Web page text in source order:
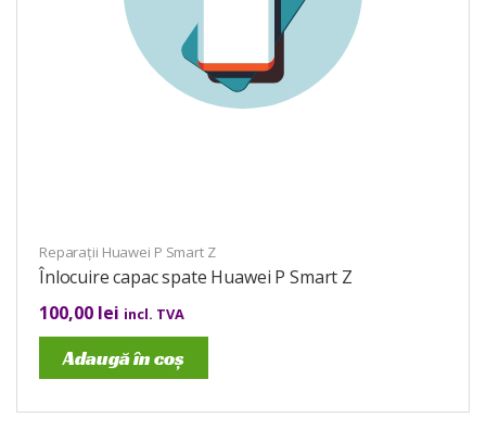
Reparații Huawei P Smart Z
Înlocuire capac spate Huawei P Smart Z
100,00 lei incl. TVA
Adaugă în coș